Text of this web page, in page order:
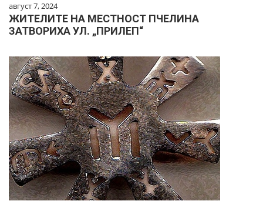
август 7, 2024
ЖИТЕЛИТЕ НА МЕСТНОСТ ПЧЕЛИНА
ЗАТВОРИХА УЛ. „ПРИЛЕП“